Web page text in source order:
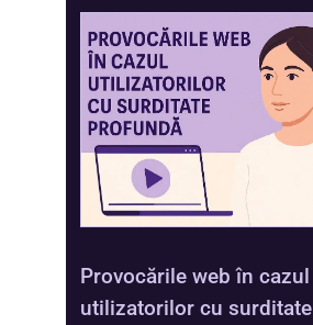
Provocările web în cazul
utilizatorilor cu surditate